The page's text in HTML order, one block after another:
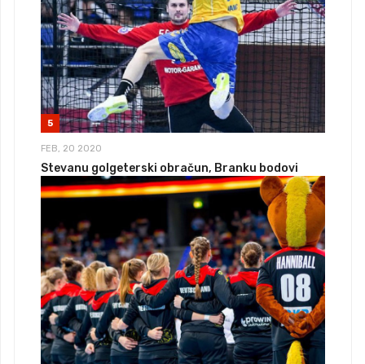
5
FEB, 20 2020
Stevanu golgeterski obračun, Branku bodovi